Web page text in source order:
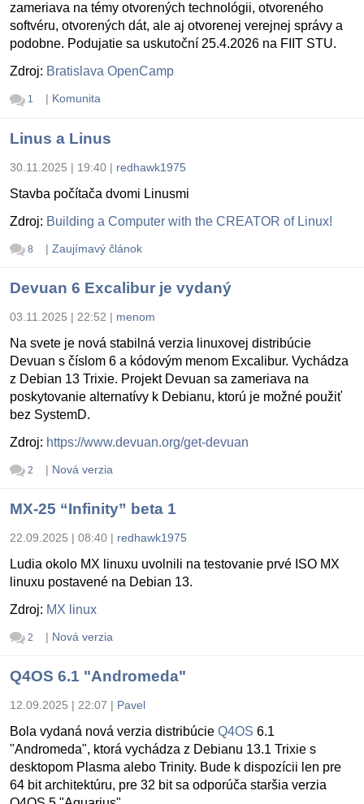
zameriava na témy otvorených technológii, otvoreného
softvéru, otvorených dát, ale aj otvorenej verejnej správy a
podobne. Podujatie sa uskutoční 25.4.2026 na FIIT STU.
Zdroj: Bratislava OpenCamp
1 | Komunita
Linus a Linus
30.11.2025 | 19:40 | redhawk1975
Stavba počítača dvomi Linusmi
Zdroj: Building a Computer with the CREATOR of Linux!
8 | Zaujímavý článok
Devuan 6 Excalibur je vydaný
03.11.2025 | 22:52 | menom
Na svete je nová stabilná verzia linuxovej distribúcie
Devuan s číslom 6 a kódovým menom Excalibur. Vychádza
z Debian 13 Trixie. Projekt Devuan sa zameriava na
poskytovanie alternatívy k Debianu, ktorú je možné použiť
bez SystemD.
Zdroj: https://www.devuan.org/get-devuan
2 | Nová verzia
MX-25 “Infinity” beta 1
22.09.2025 | 08:40 | redhawk1975
Ludia okolo MX linuxu uvolnili na testovanie prvé ISO MX
linuxu postavené na Debian 13.
Zdroj: MX linux
2 | Nová verzia
Q4OS 6.1 "Andromeda"
12.09.2025 | 22:07 | Pavel
Bola vydaná nová verzia distribúcie Q4OS 6.1
"Andromeda", ktorá vychádza z Debianu 13.1 Trixie s
desktopom Plasma alebo Trinity. Bude k dispozícii len pre
64 bit architektúru, pre 32 bit sa odporúča staršia verzia